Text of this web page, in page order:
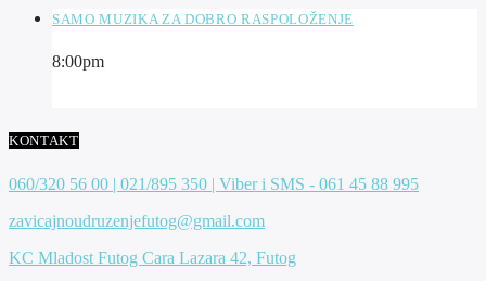
SAMO MUZIKA ZA DOBRO RASPOLOŽENJE
8:00pm
KONTAKT
060/320 56 00 | 021/895 350 | Viber i SMS - 061 45 88 995
zavicajnoudruzenjefutog@gmail.com
KC Mladost Futog Cara Lazara 42, Futog